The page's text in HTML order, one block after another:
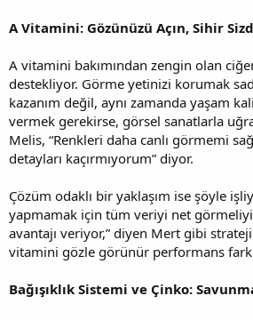
A Vitamini: Gözünüzü Açın, Sihir
A vitamini bakımından zengin olan
destekliyor. Görme yetinizi korumak
kazanım değil, aynı zamanda yaşam
vermek gerekirse, görsel sanatlarla
Melis, “Renkleri daha canlı görmemi
detayları kaçırmıyorum” diyor.
Çözüm odaklı bir yaklaşım ise şöyle
yapmamak için tüm veriyi net
avantajı veriyor,” diyen Mert gibi
vitamini gözle görünür performans
Bağışıklık Sistemi ve Çinko: